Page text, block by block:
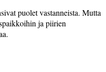
puolet vastanneista. Mutta
ja piirien